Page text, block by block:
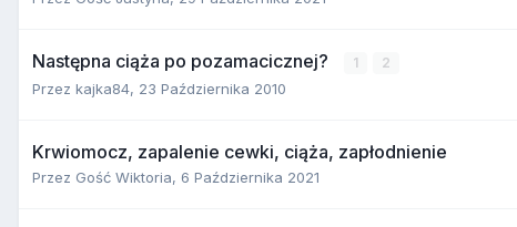
Następna ciąża po pozamacicznej? 1 2
Przez kajka84, 23 Października 2010
Krwiomocz, zapalenie cewki, ciąża, zapłodnienie
Przez Gość Wiktoria, 6 Października 2021